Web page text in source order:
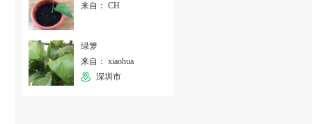
来自： CH
绿箩
来自： xiaohua
深圳市